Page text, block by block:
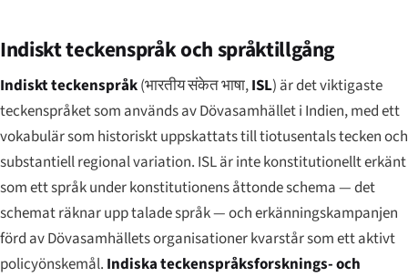
Indiskt teckenspråk och språktillgång
Indiskt teckenspråk(भारतीय संकेत भाषा,ISL) är det viktigaste
teckenspråket som används av Dövasamhället i Indien, med ett
vokabulär som historiskt uppskattats till tiotusentals tecken och
substantiell regional variation. ISL är inte konstitutionellt erkänt
som ett språk under konstitutionens åttonde schema — det
schemat räknar upp talade språk — och erkänningskampanjen
förd av Dövasamhällets organisationer kvarstår som ett aktivt
policyönskemål. Indiska teckenspråksforsknings- och